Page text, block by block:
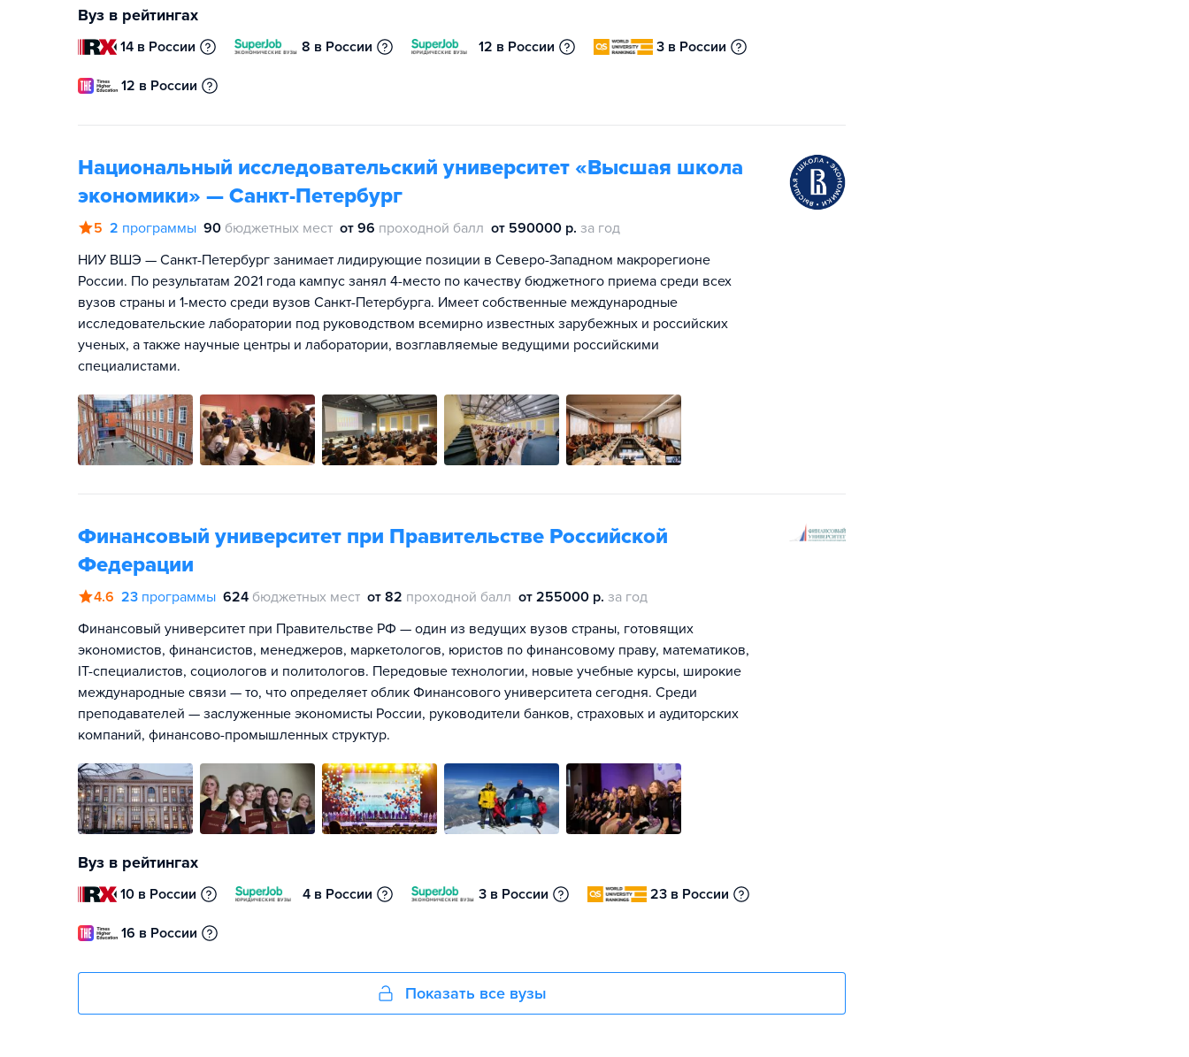
Вуз в рейтингах
14 в России 8 в России 12 в России 3 в России
12 в России
Национальный исследовательский университет «Высшая школа
экономики» — Санкт-Петербург
5 2 программы 90 бюджетных мест от 96 проходной балл от 590000 р. за год
НИУ ВШЭ — Санкт-Петербург занимает лидирующие позиции в Северо-Западном макрорегионе
России. По результатам 2021 года кампус занял 4-место по качеству бюджетного приема среди всех
вузов страны и 1-место среди вузов Санкт-Петербурга. Имеет собственные международные
исследовательские лаборатории под руководством всемирно известных зарубежных и российских
ученых, а также научные центры и лаборатории, возглавляемые ведущими российскими
специалистами.
Финансовый университет при Правительстве Российской
Федерации
4.6 23 программы 624 бюджетных мест от 82 проходной балл от 255000 р. за год
Финансовый университет при Правительстве РФ — один из ведущих вузов страны, готовящих
экономистов, финансистов, менеджеров, маркетологов, юристов по финансовому праву, математиков,
IT-специалистов, социологов и политологов. Передовые технологии, новые учебные курсы, широкие
международные связи — то, что определяет облик Финансового университета сегодня. Среди
преподавателей — заслуженные экономисты России, руководители банков, страховых и аудиторских
компаний, финансово-промышленных структур.
Вуз в рейтингах
10 в России 4 в России 3 в России 23 в России
16 в России
Показать все вузы